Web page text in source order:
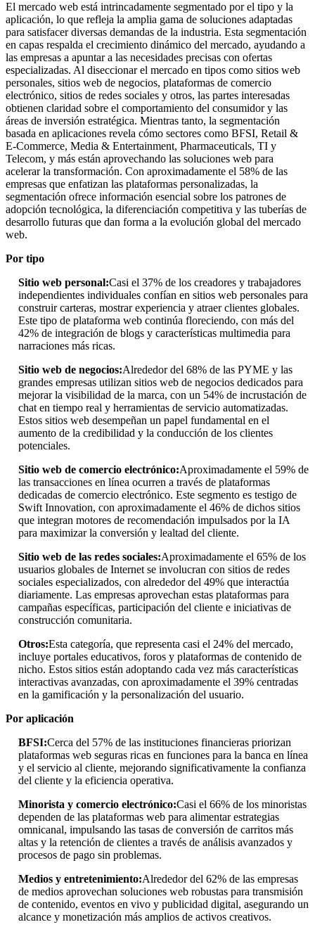
El mercado web está intrincadamente segmentado por el tipo y la
aplicación, lo que refleja la amplia gama de soluciones adaptadas
para satisfacer diversas demandas de la industria. Esta segmentación
en capas respalda el crecimiento dinámico del mercado, ayudando a
las empresas a apuntar a las necesidades precisas con ofertas
especializadas. Al diseccionar el mercado en tipos como sitios web
personales, sitios web de negocios, plataformas de comercio
electrónico, sitios de redes sociales y otros, las partes interesadas
obtienen claridad sobre el comportamiento del consumidor y las
áreas de inversión estratégica. Mientras tanto, la segmentación
basada en aplicaciones revela cómo sectores como BFSI, Retail &
E-Commerce, Media & Entertainment, Pharmaceuticals, TI y
Telecom, y más están aprovechando las soluciones web para
acelerar la transformación. Con aproximadamente el 58% de las
empresas que enfatizan las plataformas personalizadas, la
segmentación ofrece información esencial sobre los patrones de
adopción tecnológica, la diferenciación competitiva y las tuberías de
desarrollo futuras que dan forma a la evolución global del mercado
web.
Por tipo
Sitio web personal:Casi el 37% de los creadores y trabajadores
independientes individuales confían en sitios web personales para
construir carteras, mostrar experiencia y atraer clientes globales.
Este tipo de plataforma web continúa floreciendo, con más del
42% de integración de blogs y características multimedia para
narraciones más ricas.
Sitio web de negocios:Alrededor del 68% de las PYME y las
grandes empresas utilizan sitios web de negocios dedicados para
mejorar la visibilidad de la marca, con un 54% de incrustación de
chat en tiempo real y herramientas de servicio automatizadas.
Estos sitios web desempeñan un papel fundamental en el
aumento de la credibilidad y la conducción de los clientes
potenciales.
Sitio web de comercio electrónico:Aproximadamente el 59% de
las transacciones en línea ocurren a través de plataformas
dedicadas de comercio electrónico. Este segmento es testigo de
Swift Innovation, con aproximadamente el 46% de dichos sitios
que integran motores de recomendación impulsados ​​por la IA
para maximizar la conversión y lealtad del cliente.
Sitio web de las redes sociales:Aproximadamente el 65% de los
usuarios globales de Internet se involucran con sitios de redes
sociales especializados, con alrededor del 49% que interactúa
diariamente. Las empresas aprovechan estas plataformas para
campañas específicas, participación del cliente e iniciativas de
construcción comunitaria.
Otros:Esta categoría, que representa casi el 24% del mercado,
incluye portales educativos, foros y plataformas de contenido de
nicho. Estos sitios están adoptando cada vez más características
interactivas avanzadas, con aproximadamente el 39% centradas
en la gamificación y la personalización del usuario.
Por aplicación
BFSI:Cerca del 57% de las instituciones financieras priorizan
plataformas web seguras ricas en funciones para la banca en línea
y el servicio al cliente, mejorando significativamente la confianza
del cliente y la eficiencia operativa.
Minorista y comercio electrónico:Casi el 66% de los minoristas
dependen de las plataformas web para alimentar estrategias
omnicanal, impulsando las tasas de conversión de carritos más
altas y la retención de clientes a través de análisis avanzados y
procesos de pago sin problemas.
Medios y entretenimiento:Alrededor del 62% de las empresas
de medios aprovechan soluciones web robustas para transmisión
de contenido, eventos en vivo y publicidad digital, asegurando un
alcance y monetización más amplios de activos creativos.